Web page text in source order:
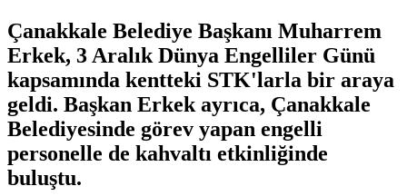
Çanakkale Belediye Başkanı Muharrem
Erkek, 3 Aralık Dünya Engelliler Günü
kapsamında kentteki STK'larla bir araya
geldi. Başkan Erkek ayrıca, Çanakkale
Belediyesinde görev yapan engelli
personelle de kahvaltı etkinliğinde
buluştu.